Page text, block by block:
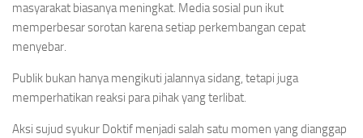
masyarakat biasanya meningkat. Media sosial pun ikut
memperbesar sorotan karena setiap perkembangan cepat
menyebar.
Publik bukan hanya mengikuti jalannya sidang, tetapi juga
memperhatikan reaksi para pihak yang terlibat.
Aksi sujud syukur Doktif menjadi salah satu momen yang dianggap